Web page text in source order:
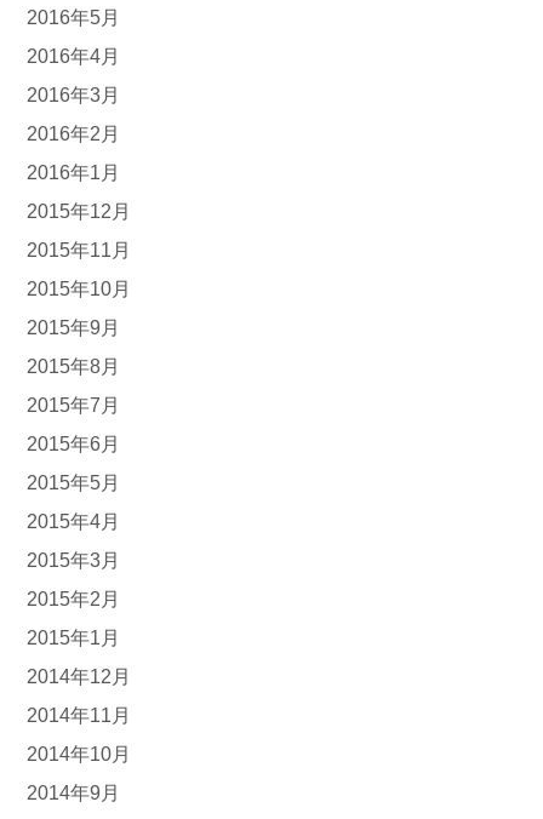
2016年5月
2016年4月
2016年3月
2016年2月
2016年1月
2015年12月
2015年11月
2015年10月
2015年9月
2015年8月
2015年7月
2015年6月
2015年5月
2015年4月
2015年3月
2015年2月
2015年1月
2014年12月
2014年11月
2014年10月
2014年9月